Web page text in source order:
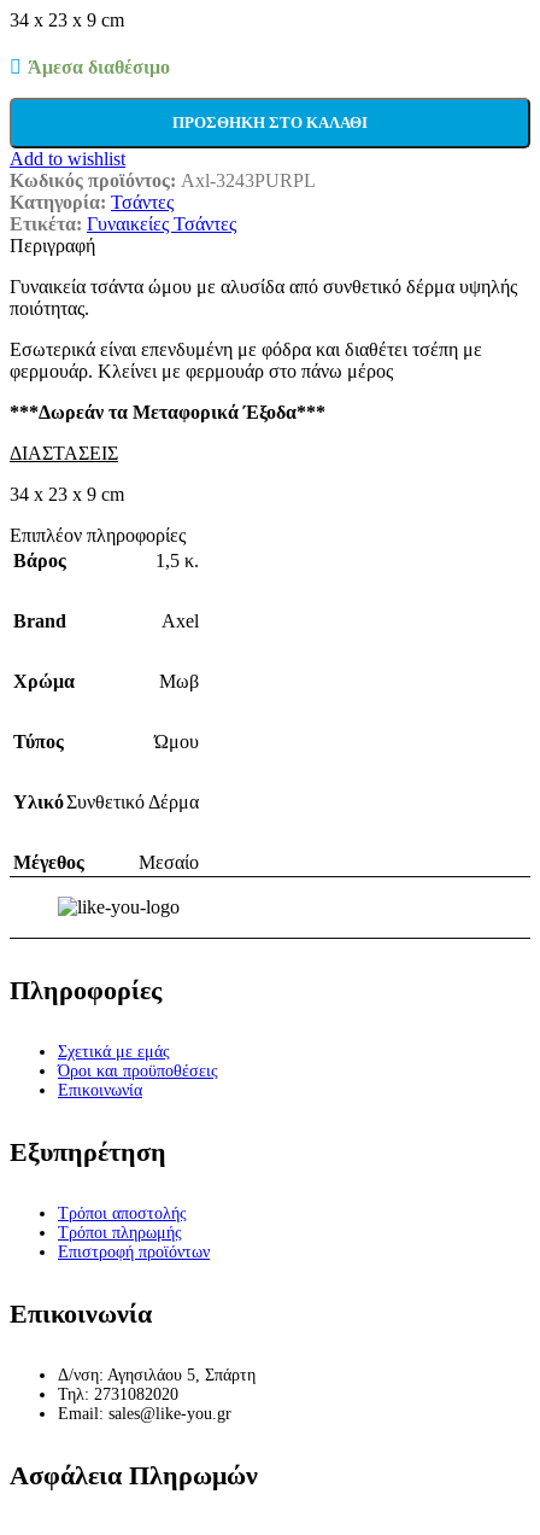
34 x 23 x 9 cm
Άμεσα διαθέσιμο
ΠΡΟΣΘΉΚΗ ΣΤΟ ΚΑΛΆΘΙ
Add to wishlist
Κωδικός προϊόντος: Axl-3243PURPL
Κατηγορία: Τσάντες
Ετικέτα: Γυναικείες Τσάντες
Περιγραφή
Γυναικεία τσάντα ώμου με αλυσίδα από συνθετικό δέρμα υψηλής
ποιότητας.
Εσωτερικά είναι επενδυμένη με φόδρα και διαθέτει τσέπη με
φερμουάρ. Κλείνει με φερμουάρ στο πάνω μέρος
***Δωρεάν τα Μεταφορικά Έξοδα***
ΔΙΑΣΤΑΣΕΙΣ
34 x 23 x 9 cm
Επιπλέον πληροφορίες
Βάρος
1,5 κ.
Brand Axel
Χρώμα Μωβ
Τύπος Ώμου
ΥλικόΣυνθετικό Δέρμα
Μέγεθος Μεσαίο
Πληροφορίες
Σχετικά με εμάς
Όροι και προϋποθέσεις
Επικοινωνία
Εξυπηρέτηση
Τρόποι αποστολής
Τρόποι πληρωμής
Επιστροφή προϊόντων
Επικοινωνία
Δ/νση: Αγησιλάου 5, Σπάρτη
Τηλ: 2731082020
Email: sales@like-you.gr
Ασφάλεια Πληρωμών